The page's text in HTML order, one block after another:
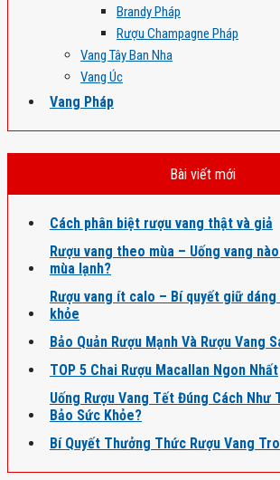
Brandy Pháp
Rượu Champagne Pháp
Vang Tây Ban Nha
Vang Úc
Vang Pháp
Bài viết mới
Cách phân biệt rượu vang thật và giả
Rượu vang theo mùa – Uống vang
mùa lạnh?
Rượu vang ít calo – Bí quyết giữ
khỏe
Bảo Quản Rượu Mạnh Và Rượu Vang
TOP 5 Chai Rượu Macallan Ngon Nhất
Uống Rượu Vang Tết Đúng Cách Như
Bảo Sức Khỏe?
Bí Quyết Thưởng Thức Rượu Vang